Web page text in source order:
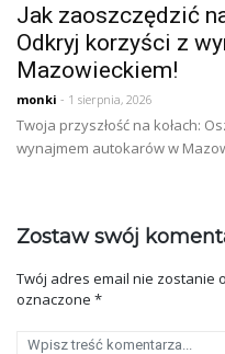
Jak zaoszczędzić
Odkryj korzyści z
Mazowieckiem!
monki - 1 sierpnia, 2026
Twoja przyszłość na kołach:
wynajmem autokarów w
Zostaw swój
Twój adres email nie zostanie
oznaczone *